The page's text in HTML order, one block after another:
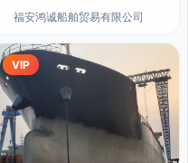
福安鸿诚船舶贸易有限公司
VIP